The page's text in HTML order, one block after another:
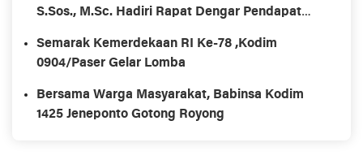
S.Sos., M.Sc. Hadiri Rapat Dengar Pendapat
Semarak Kemerdekaan RI Ke-78 ,Kodim
0904/Paser Gelar Lomba
Bersama Warga Masyarakat, Babinsa Kodim
1425 Jeneponto Gotong Royong